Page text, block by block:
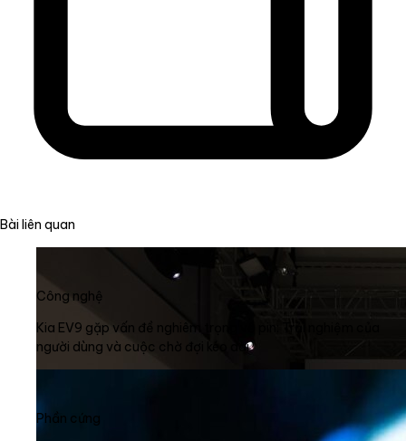
Bài liên quan
Công nghệ
Kia EV9 gặp vấn đề nghiêm trọng về pin: Trải nghiệm của
người dùng và cuộc chờ đợi kéo dài
Phần cứng